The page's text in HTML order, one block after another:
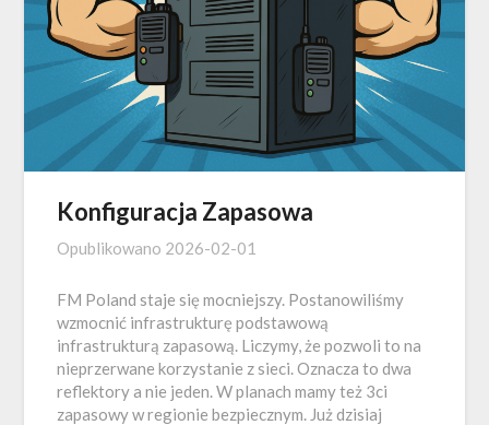
Konfiguracja Zapasowa
Opublikowano 2026-02-01
FM Poland staje się mocniejszy. Postanowiliśmy
wzmocnić infrastrukturę podstawową
infrastrukturą zapasową. Liczymy, że pozwoli to na
nieprzerwane korzystanie z sieci. Oznacza to dwa
reflektory a nie jeden. W planach mamy też 3ci
zapasowy w regionie bezpiecznym. Już dzisiaj